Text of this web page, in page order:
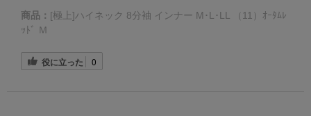
商品： [極上]ハイネック 8分袖 インナー M･L･LL （11）ｵｰﾀﾑﾚ
ｯﾄﾞ Ｍ
役に立った 0